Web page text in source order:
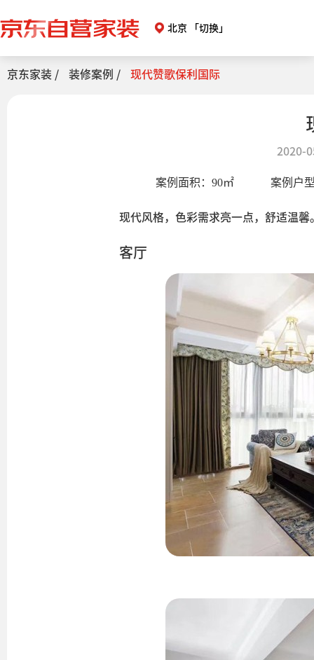
北京 「切换」
京东家装 / 装修案例 / 现代赞歌保利国际
2020-
案例面积： 90㎡ 案例户
现代风格，色彩需求亮一点，舒适温馨
客厅